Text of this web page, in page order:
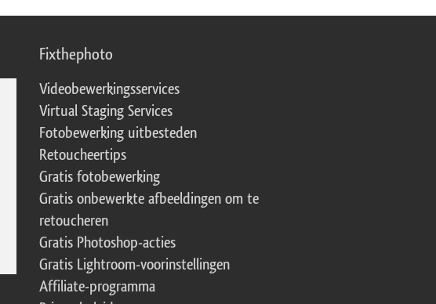
Fixthephoto
Videobewerkingsservices
Virtual Staging Services
Fotobewerking uitbesteden
Retoucheertips
Gratis fotobewerking
Gratis onbewerkte afbeeldingen om te
retoucheren
Gratis Photoshop-acties
Gratis Lightroom-voorinstellingen
Affiliate-programma